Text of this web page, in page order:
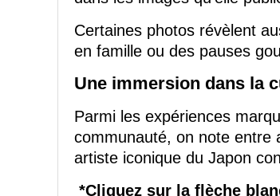
Certaines photos révèlent
en famille ou des pauses
Une immersion dans la
Parmi les expériences
communauté, on note entre
artiste iconique du Japon
*Cliquez sur la flèche